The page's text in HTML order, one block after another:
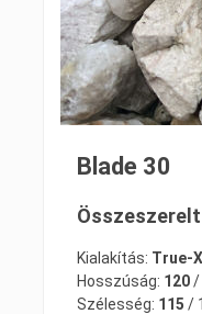
Blade 30
Kialakítás: True-X
Hosszúság: 120/
Szélesség: 115 /